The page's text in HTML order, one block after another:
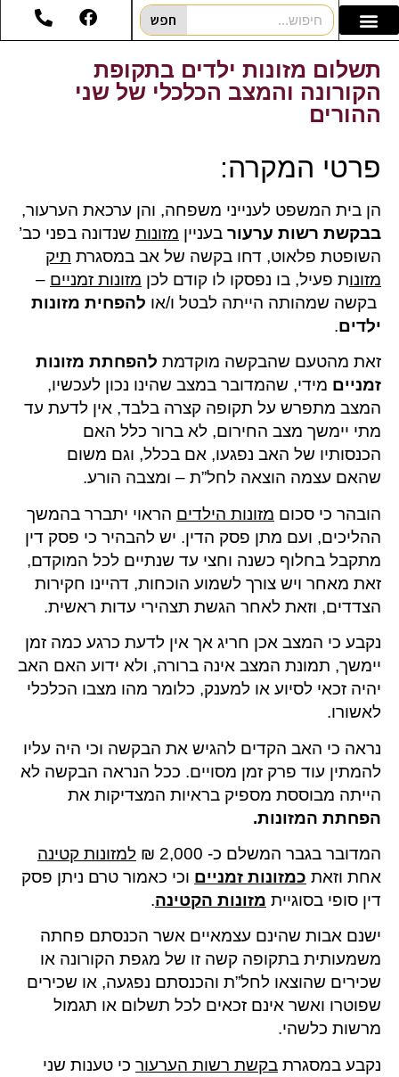
חפש
תשלום מזונות ילדים בתקופת
הקורונה והמצב הכלכלי של שני
ההורים
פרטי המקרה:
הן בית המשפט לענייני משפחה, והן ערכאת הערעור,
בבקשת רשות ערעור בעניין מזונות שנדונה בפני כב’
השופטת פלאוט, דחו בקשה של אב במסגרת תיק
מזונות פעיל, בו נפסקו לו קודם לכן מזונות זמניים –
בקשה שמהותה הייתה לבטל ו/או להפחית מזונות
ילדים.
זאת מהטעם שהבקשה מוקדמת להפחתת מזונות
זמניים מידי, שהמדובר במצב שהינו נכון לעכשיו,
המצב מתפרש על תקופה קצרה בלבד, אין לדעת עד
מתי יימשך מצב החירום, לא ברור כלל האם
הכנסותיו של האב נפגעו, אם בכלל, וגם משום
שהאם עצמה הוצאה לחל”ת – ומצבה הורע.
הובהר כי סכום מזונות הילדים הראוי יתברר בהמשך
ההליכים, ועם מתן פסק הדין. יש להבהיר כי פסק דין
מתקבל בחלוף כשנה וחצי עד שנתיים לכל המוקדם,
זאת מאחר ויש צורך לשמוע הוכחות, דהיינו חקירות
הצדדים, וזאת לאחר הגשת תצהירי עדות ראשית.
נקבע כי המצב אכן חריג אך אין לדעת כרגע כמה זמן
יימשך, תמונת המצב אינה ברורה, ולא ידוע האם האב
יהיה זכאי לסיוע או למענק, כלומר מהו מצבו הכלכלי
לאשורו.
נראה כי האב הקדים להגיש את הבקשה וכי היה עליו
להמתין עוד פרק זמן מסויים. ככל הנראה הבקשה לא
הייתה מבוססת מספיק בראיות המצדיקות את
הפחתת המזונות.
המדובר בגבר המשלם כ- 2,000 ₪
למזונות קטינה
אחת וזאת כמזונות זמניים וכי כאמור טרם ניתן פסק
דין סופי בסוגיית מזונות הקטינה.
ישנם אבות שהינם עצמאיים אשר הכנסתם פחתה
משמעותית בתקופה קשה זו של מגפת הקורונה או
שכירים שהוצאו לחל”ת והכנסתם נפגעה, או שכירים
שפוטרו ואשר אינם זכאים לכל תשלום או תגמול
מרשות כלשהי.
נקבע במסגרת בקשת רשות הערעור כי טענות שני